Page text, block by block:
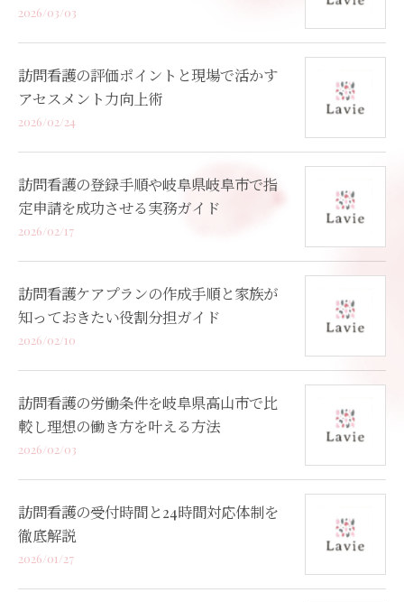
2026/03/03
訪問看護の評価ポイントと現場で活かす
アセスメント力向上術
2026/02/24
訪問看護の登録手順や岐阜県岐阜市で指
定申請を成功させる実務ガイド
2026/02/17
訪問看護ケアプランの作成手順と家族が
知っておきたい役割分担ガイド
2026/02/10
訪問看護の労働条件を岐阜県高山市で比
較し理想の働き方を叶える方法
2026/02/03
訪問看護の受付時間と24時間対応体制を
徹底解説
2026/01/27